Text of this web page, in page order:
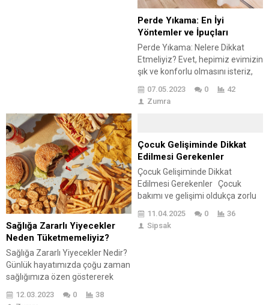
Perde Yıkama: En İyi
Yöntemler ve İpuçları
Perde Yıkama: Nelere Dikkat
Etmeliyiz? Evet, hepimiz evimizin
şık ve konforlu olmasını isteriz,
yıkamak evimizin güzelliğine
katkı sağlamak ve bakımlı
bakımında nelere dikkat
etmeliyiz? Evimizin şıklığını ve
konforunu artırmak için perde
yıkama ve bakımında
uygulayabileceğimiz...
07.05.2023 0
42
Zumra
Sağlığa Zararlı Yiyecekler
Neden Tüketmemeliyiz?
Sağlığa Zararlı Yiyecekler Nedir?
Günlük hayatımızda çoğu zaman
sağlığımıza özen göstererek
besleniyoruz. Bunun için
bildiğimiz marketlerden,
12.03.2023 0
38
Çocuk Gelişiminde Dikkat
Edilmesi Gerekenler
Çocuk Gelişiminde Dikkat
Edilmesi Gerekenler Çocuk
bakımı ve gelişimi oldukça zorlu
kapsar. Dönem, dönem farklı
gelişimler gösteren çocukların
11.04.2025 0
36
Sipsak